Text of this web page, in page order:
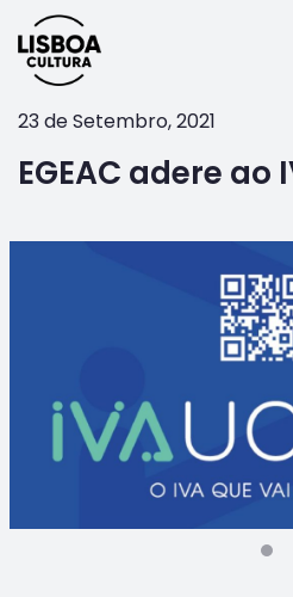
23 de Setembro, 2021
EGEAC adere ao